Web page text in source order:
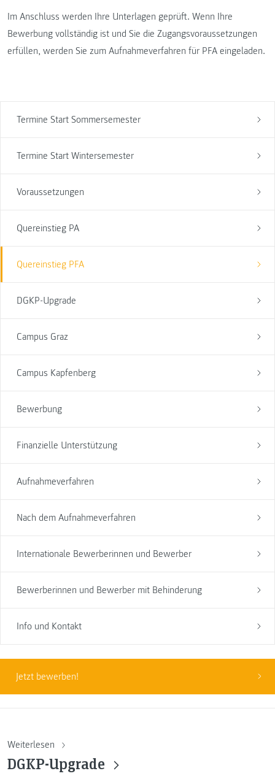
Termine Start Sommersemester
Termine Start Wintersemester
Voraussetzungen
Quereinstieg PA
Quereinstieg PFA
DGKP-Upgrade
Campus Graz
Campus Kapfenberg
Bewerbung
Finanzielle Unterstützung
Aufnahmeverfahren
Nach dem Aufnahmeverfahren
Internationale Bewerberinnen und Bewerber
Bewerberinnen und Bewerber mit Behinderung
Info und Kontakt
Jetzt bewerben!
Im Anschluss werden Ihre Unterlagen geprüft. Wenn Ihre
Bewerbung vollständig ist und Sie die Zugangsvoraussetzungen
erfüllen, werden Sie zum Aufnahmeverfahren für PFA eingeladen.
Weiterlesen
DGKP-Upgrade